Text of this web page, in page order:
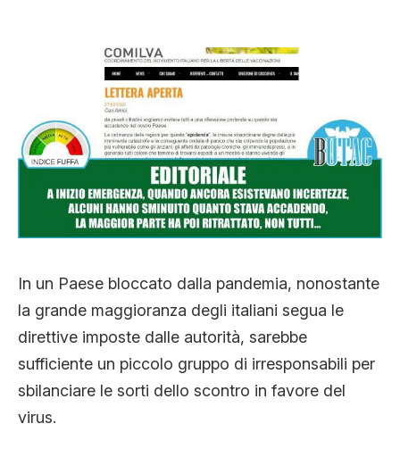
CLIMA ED ENERGIA
CONTATTI
CHI SIAMO
In un Paese bloccato dalla pandemia, nonostante
la grande maggioranza degli italiani segua le
direttive imposte dalle autorità, sarebbe
sufficiente un piccolo gruppo di irresponsabili per
sbilanciare le sorti dello scontro in favore del
virus.